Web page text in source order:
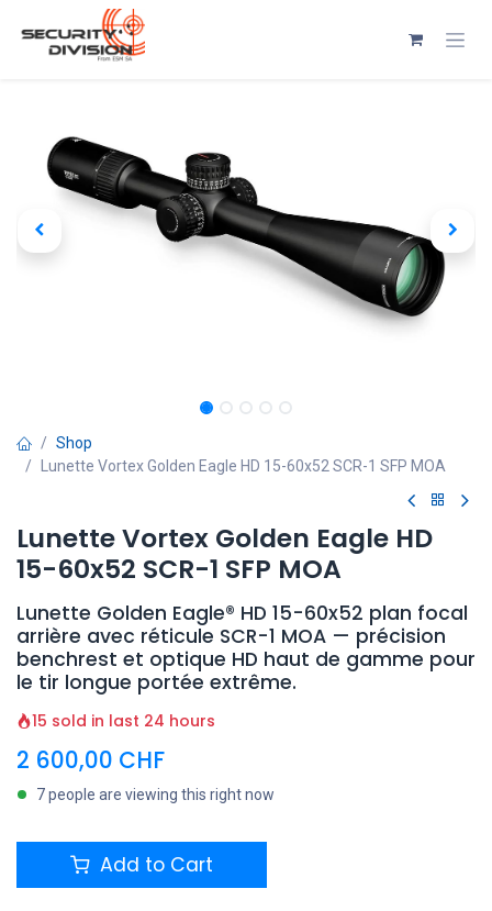
Se rendre au contenu
Shop
Lunette Vortex Golden Eagle HD 15-60x52 SCR-1 SFP MOA
Lunette Vortex Golden Eagle HD
15-60x52 SCR-1 SFP MOA
Lunette Golden Eagle® HD 15-60x52 plan focal
arrière avec réticule SCR-1 MOA — précision
benchrest et optique HD haut de gamme pour
le tir longue portée extrême.
15 sold in last 24 hours
2 600,00 CHF
7 people are viewing this right now
Add to Cart